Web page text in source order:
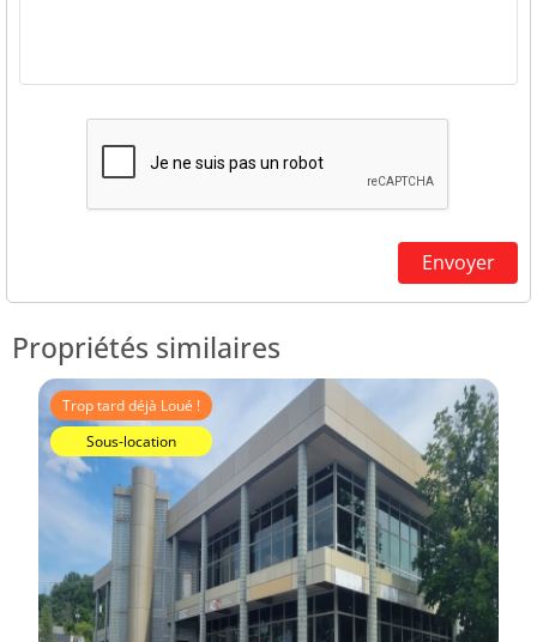
Propriétés similaires
Trop tard déjà Loué !
Sous-location